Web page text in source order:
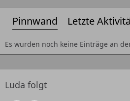
Pinnwand Letzte
Es wurden noch keine Einträge an
Luda folgt